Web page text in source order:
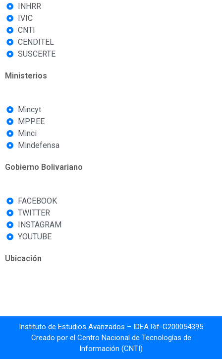
INHRR
IVIC
CNTI
CENDITEL
SUSCERTE
Ministerios
Mincyt
MPPEE
Minci
Mindefensa
Gobierno Bolivariano
FACEBOOK
TWITTER
INSTAGRAM
YOUTUBE
Ubicación
Instituto de Estudios Avanzados – IDEA Rif-G200054395
Creado por el Centro Nacional de Tecnologías de
Información (CNTI)